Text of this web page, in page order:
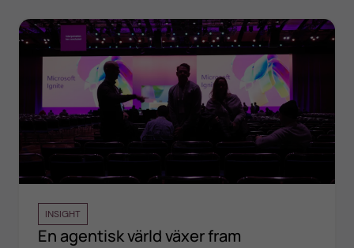
INSIGHT
En agentisk värld växer fram